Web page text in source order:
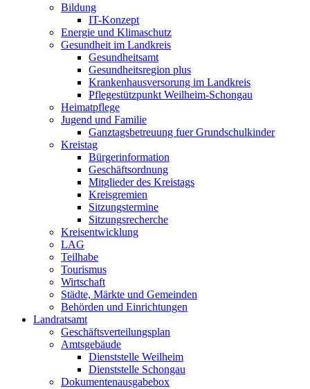
Bildung
IT-Konzept
Energie und Klimaschutz
Gesundheit im Landkreis
Gesundheitsamt
Gesundheitsregion plus
Krankenhausversorung im Landkreis
Pflegestützpunkt Weilheim-Schongau
Heimatpflege
Jugend und Familie
Ganztagsbetreuung fuer Grundschulkinder
Kreistag
Bürgerinformation
Geschäftsordnung
Mitglieder des Kreistags
Kreisgremien
Sitzungstermine
Sitzungsrecherche
Kreisentwicklung
LAG
Teilhabe
Tourismus
Wirtschaft
Städte, Märkte und Gemeinden
Behörden und Einrichtungen
Landratsamt
Geschäftsverteilungsplan
Amtsgebäude
Dienststelle Weilheim
Dienststelle Schongau
Dokumentenausgabebox